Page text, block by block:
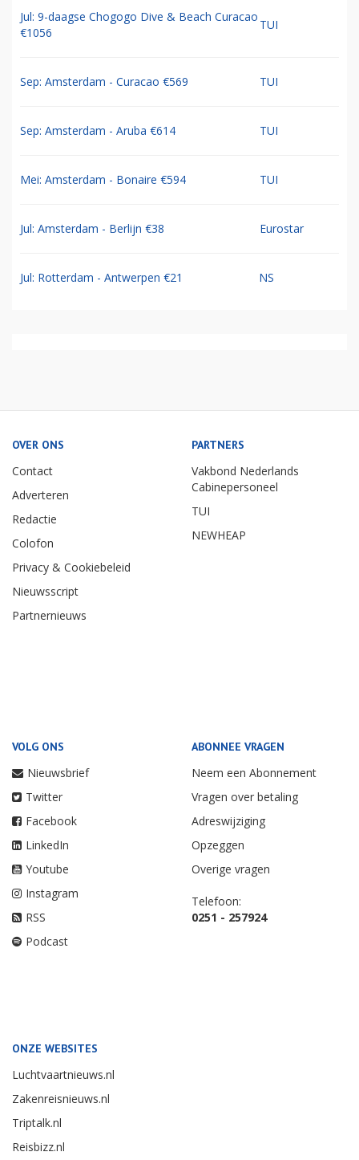
Jul: 9-daagse Chogogo Dive & Beach Curacao
€1056
TUI
Sep: Amsterdam - Curacao €569 TUI
Sep: Amsterdam - Aruba €614 TUI
Mei: Amsterdam - Bonaire €594 TUI
Jul: Amsterdam - Berlijn €38 Eurostar
Jul: Rotterdam - Antwerpen €21 NS
OVER ONS
Contact
Adverteren
Redactie
Colofon
Privacy & Cookiebeleid
Nieuwsscript
Partnernieuws
PARTNERS
Vakbond Nederlands
Cabinepersoneel
TUI
NEWHEAP
VOLG ONS
Nieuwsbrief
Twitter
Facebook
LinkedIn
Youtube
Instagram
RSS
Podcast
ABONNEE VRAGEN
Neem een Abonnement
Vragen over betaling
Adreswijziging
Opzeggen
Overige vragen
Telefoon:
0251 - 257924
ONZE WEBSITES
Luchtvaartnieuws.nl
Zakenreisnieuws.nl
Triptalk.nl
Reisbizz.nl